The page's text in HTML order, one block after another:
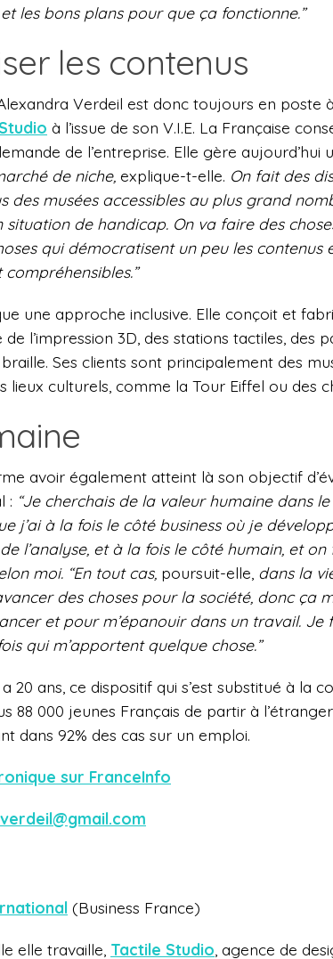
les bons plans pour que ça fonctionne.”
les contenus
Verdeil est donc toujours en poste
à l’issue de son V.I.E. La Française
de l’entreprise. Elle gère aujourd’hui
de niche, explique-t-elle. On fait des
des musées accessibles au plus grand
situation de handicap. On va faire des
qui démocratisent un peu les contenus
une approche inclusive. Elle conçoit et
l’impression 3D, des stations tactiles, des
Ses clients sont principalement des
lieux culturels, comme la Tour Eiffel ou des
avoir également atteint là son objectif
: “Je cherchais de la valeur humaine dans
j’ai à la fois le côté business où je
l’analyse, et à la fois le côté humain, et
moi. “En tout cas, poursuit-elle, dans la
des choses pour la société, donc ça
et pour m’épanouir dans un travail. Je
qui m’apportent quelque chose.”
20 ans, ce dispositif qui s’est substitué à la
88 000 jeunes Français de partir à
dans 92% des cas sur un emploi.
sur FranceInfo
(Business France)
elle travaille, Tactile Studio , agence de